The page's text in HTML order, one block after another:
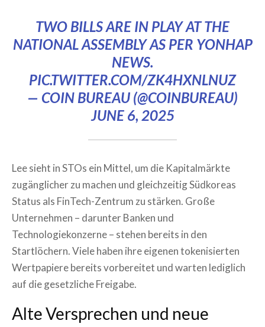
TWO BILLS ARE IN PLAY AT THE
NATIONAL ASSEMBLY AS PER YONHAP
NEWS.
PIC.TWITTER.COM/ZK4HXNLNUZ
— COIN BUREAU (@COINBUREAU)
JUNE 6, 2025
Lee sieht in STOs ein Mittel, um die Kapitalmärkte
zugänglicher zu machen und gleichzeitig Südkoreas
Status als FinTech-Zentrum zu stärken. Große
Unternehmen – darunter Banken und
Technologiekonzerne – stehen bereits in den
Startlöchern. Viele haben ihre eigenen tokenisierten
Wertpapiere bereits vorbereitet und warten lediglich
auf die gesetzliche Freigabe.
Alte Versprechen und neue